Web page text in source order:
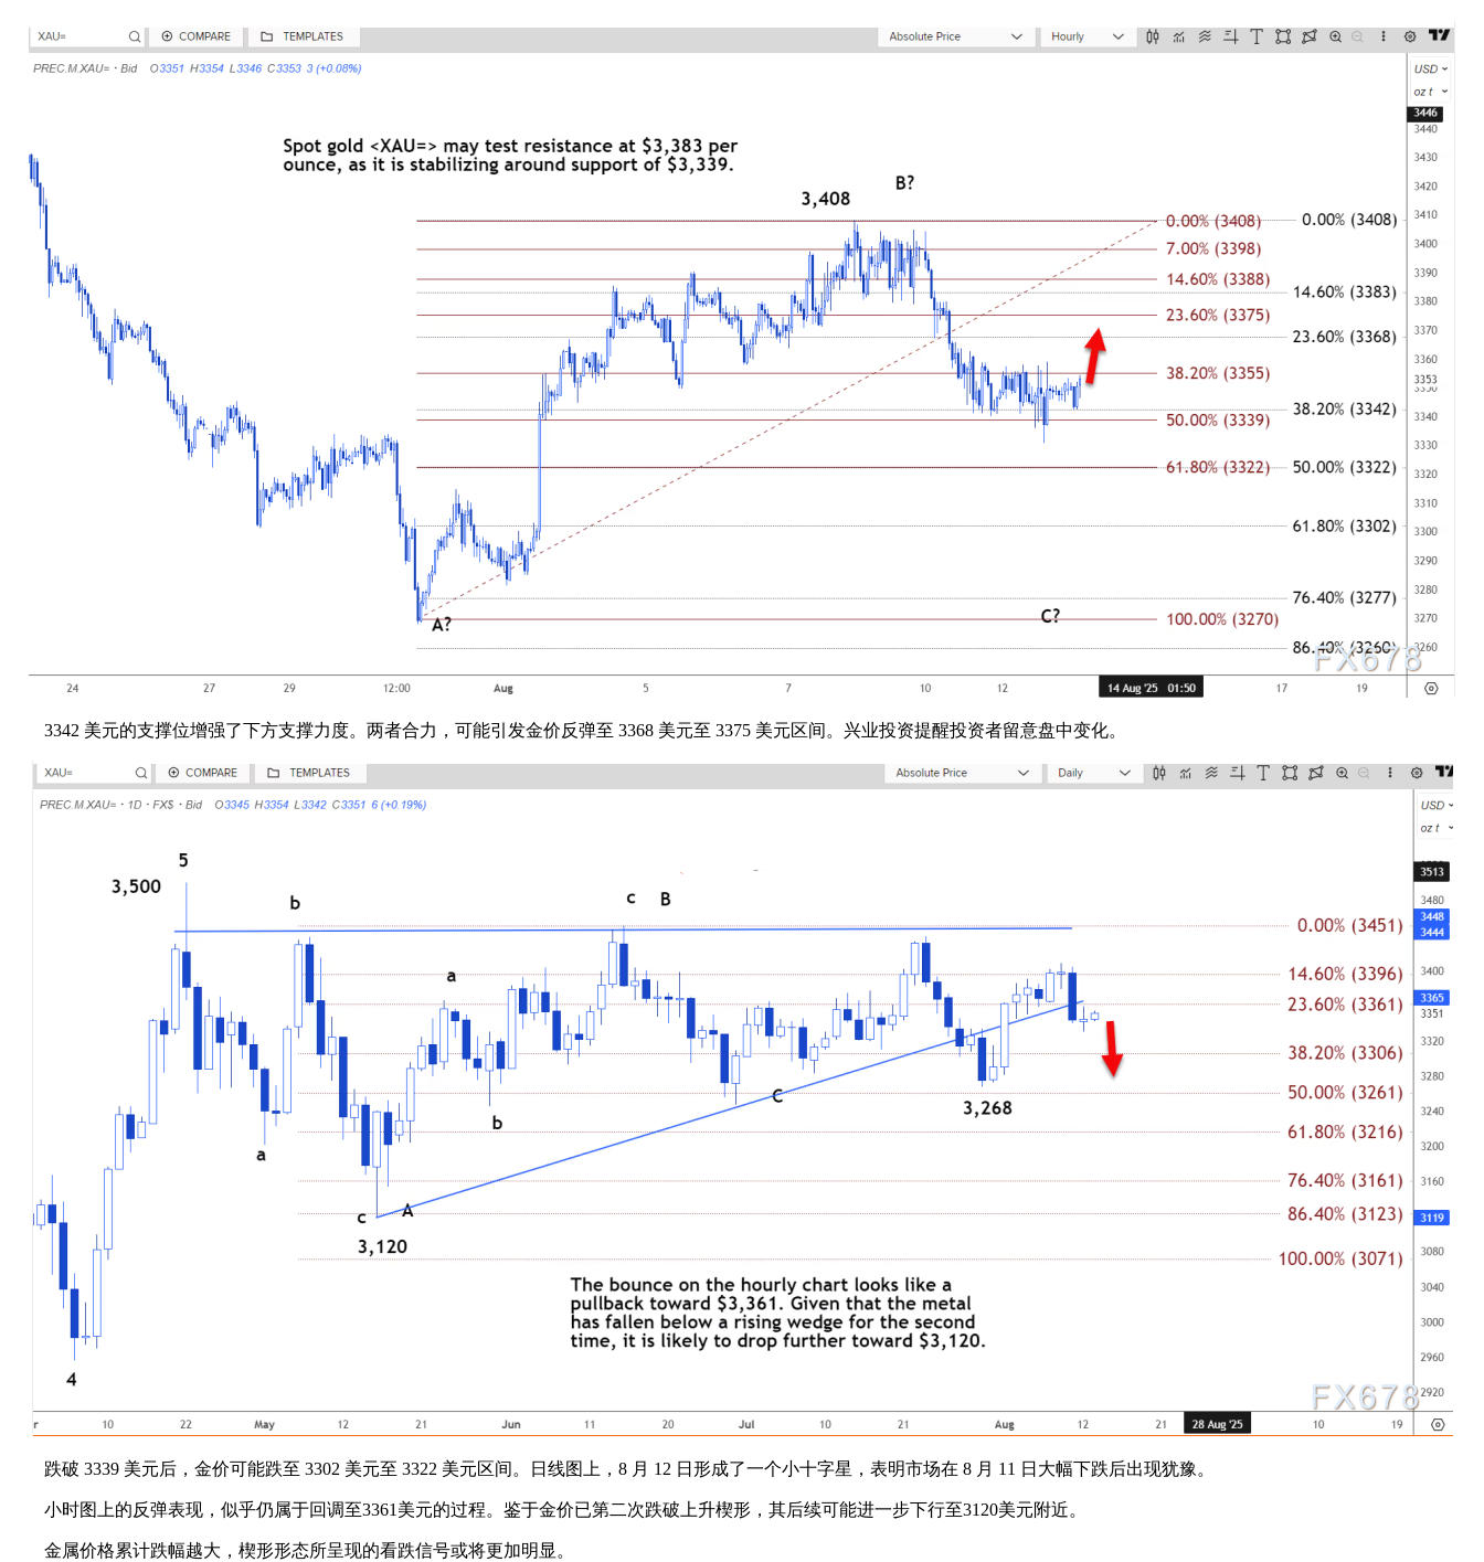
3342 美元的支撑位增强了下方支撑力度。两者合力，可能引发金价反弹至 3368 美元至 3375 美元区间。兴业投资提醒投资者留意盘中变化。
跌破 3339 美元后，金价可能跌至 3302 美元至 3322 美元区间。日线图上，8 月 12 日形成了一个小十字星，表明市场在 8 月 11 日大幅下跌后出现犹豫。
小时图上的反弹表现，似乎仍属于回调至3361美元的过程。鉴于金价已第二次跌破上升楔形，其后续可能进一步下行至3120美元附近。
金属价格累计跌幅越大，楔形形态所呈现的看跌信号或将更加明显。